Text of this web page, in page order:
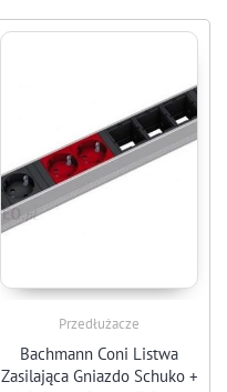
Przedłużacze
Bachmann Coni Listwa
Zasilająca Gniazdo Schuko +